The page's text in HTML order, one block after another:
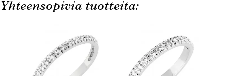
Yhteensopivia tuotteita: